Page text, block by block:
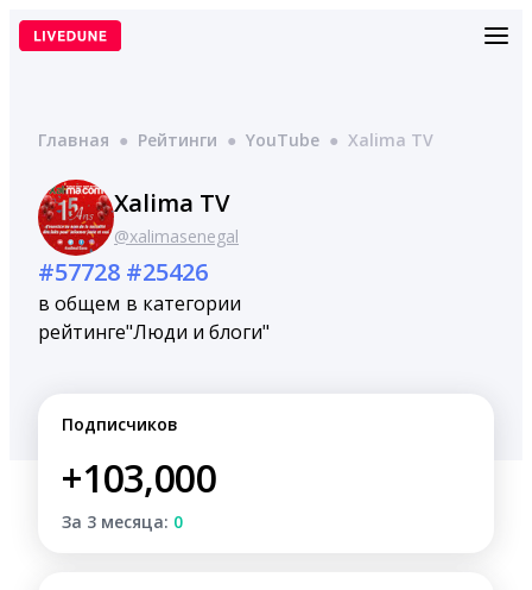
Перейти
Главная ● Рейтинги ● YouTube ● Xalima TV
Xalima TV
@xalimasenegal
#57728
в общем
рейтинге
#25426
в категории
"Люди и блоги"
Подписчиков
+103,000
За 3 месяца: 0